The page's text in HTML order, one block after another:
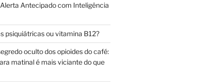
Antecipado com Inteligência
psiquiátricas ou vitamina B12?
oculto dos opioides do café:
matinal é mais viciante do que